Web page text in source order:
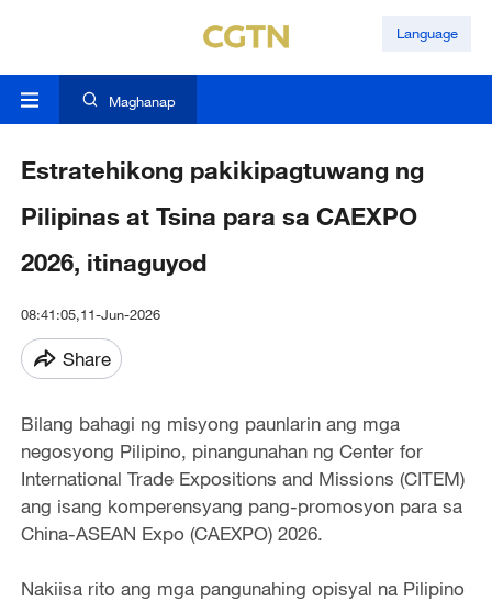
Language
Maghanap
Estratehikong pakikipagtuwang ng
Pilipinas at Tsina para sa CAEXPO
2026, itinaguyod
08:41:05,11-Jun-2026
Share
Bilang bahagi ng misyong paunlarin ang mga
negosyong Pilipino, pinangunahan ng Center for
International Trade Expositions and Missions (CITEM)
ang isang komperensyang pang-promosyon para sa
China-ASEAN Expo (CAEXPO) 2026.
Nakiisa rito ang mga pangunahing opisyal na Pilipino